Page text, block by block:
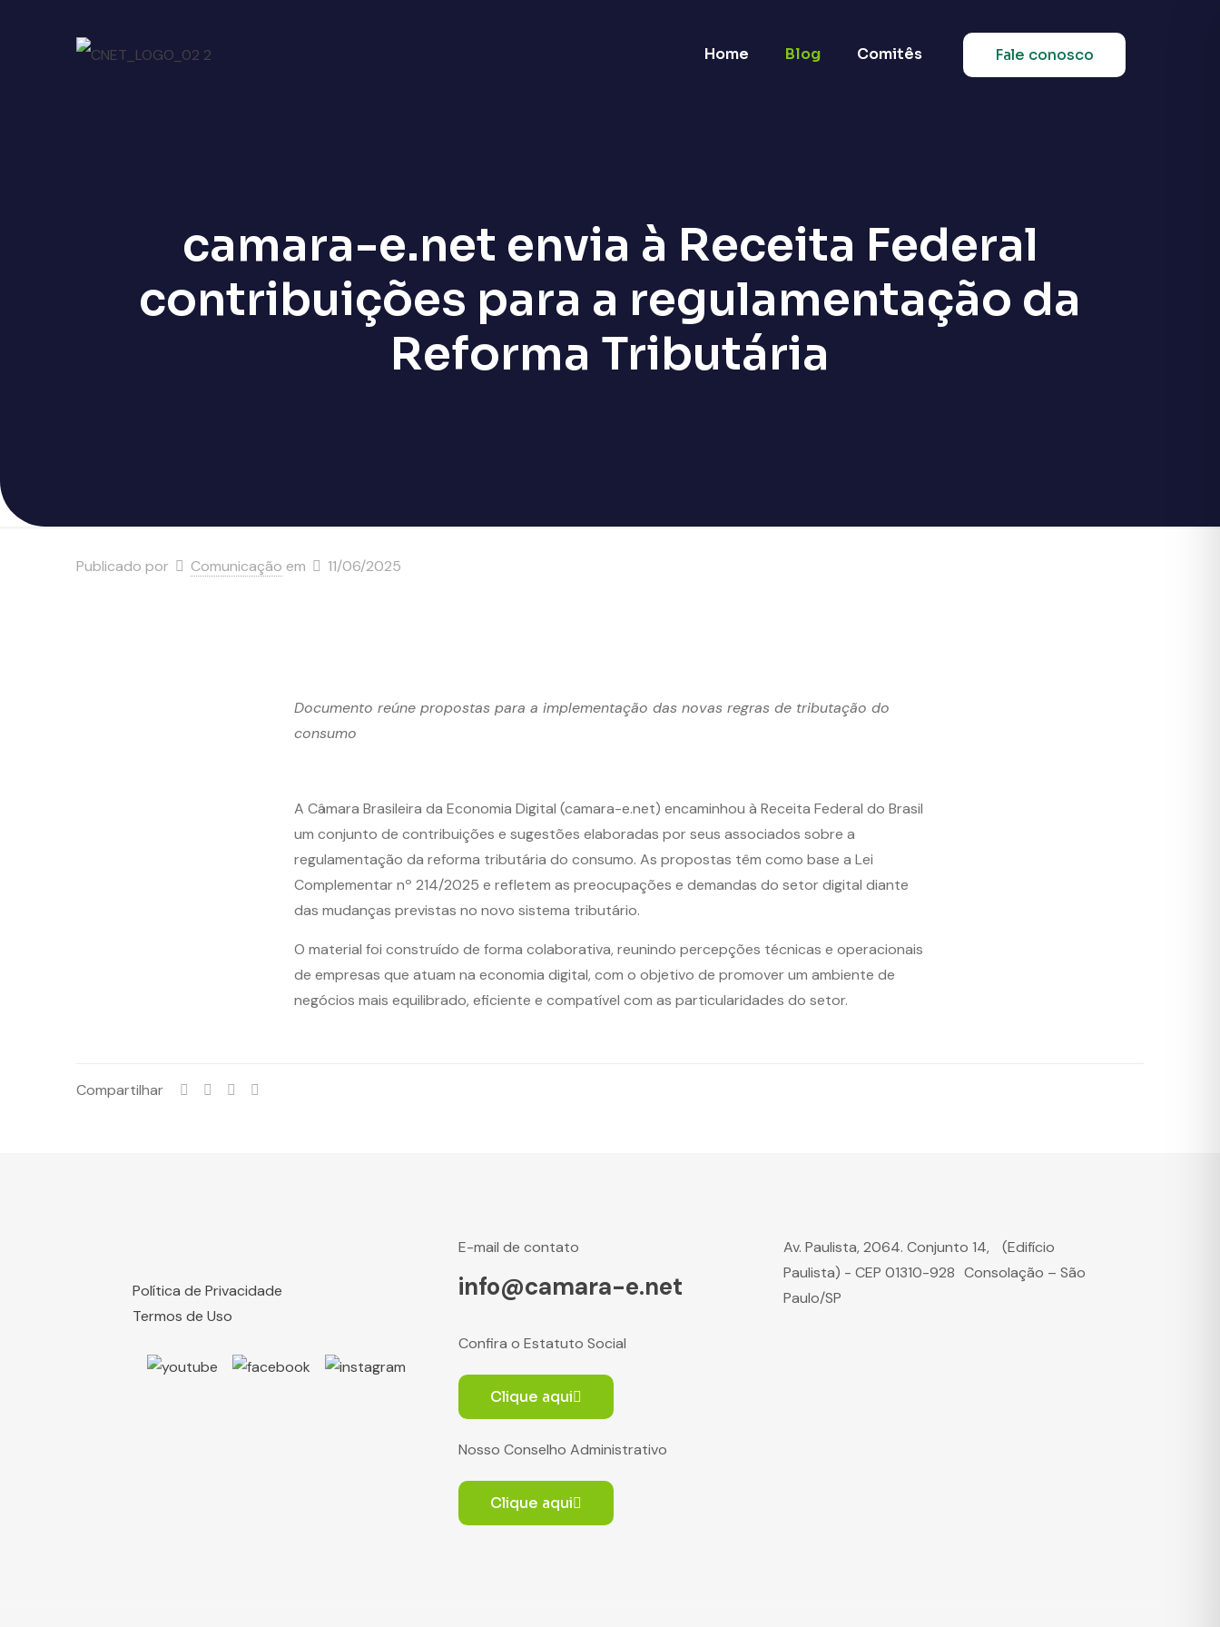
Home Blog Comitês Fale conosco
camara-e.net envia à Receita Federal
contribuições para a regulamentação da
Reforma Tributária
Publicado por Comunicação em 11/06/2025
Documento reúne propostas para a implementação das novas regras de tributação do
consumo
A Câmara Brasileira da Economia Digital (camara-e.net) encaminhou à Receita Federal do Brasil
um conjunto de contribuições e sugestões elaboradas por seus associados sobre a
regulamentação da reforma tributária do consumo. As propostas têm como base a Lei
Complementar nº 214/2025 e refletem as preocupações e demandas do setor digital diante
das mudanças previstas no novo sistema tributário.
O material foi construído de forma colaborativa, reunindo percepções técnicas e operacionais
de empresas que atuam na economia digital, com o objetivo de promover um ambiente de
negócios mais equilibrado, eficiente e compatível com as particularidades do setor.
Compartilhar
Política de Privacidade
Termos de Uso
E-mail de contato
info@camara-e.net
Confira o Estatuto Social
Clique aqui
Nosso Conselho Administrativo
Clique aqui
Av. Paulista, 2064. Conjunto 14, (Edifício
Paulista) - CEP 01310-928 Consolação – São
Paulo/SP